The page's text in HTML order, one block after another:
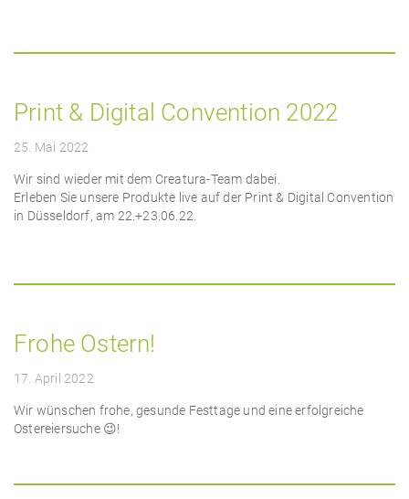
Print & Digital Convention 2022
25. Mai 2022
Wir sind wieder mit dem Creatura-Team dabei.
Erleben Sie unsere Produkte live auf der Print & Digital Convention
in Düsseldorf, am 22.+23.06.22.
Frohe Ostern!
17. April 2022
Wir wünschen frohe, gesunde Festtage und eine erfolgreiche
Ostereiersuche 😉!